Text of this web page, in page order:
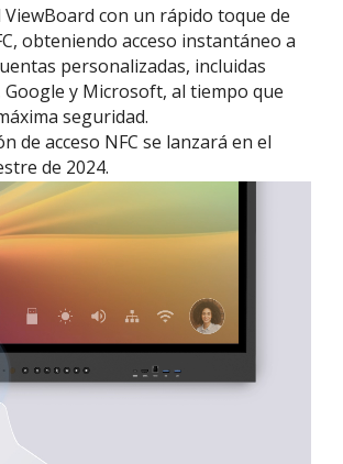
ViewBoard con un rápido toque de
obteniendo acceso instantáneo a
personalizadas, incluidas
Google y Microsoft, al tiempo que
seguridad.
de acceso NFC se lanzará en el
de 2024.